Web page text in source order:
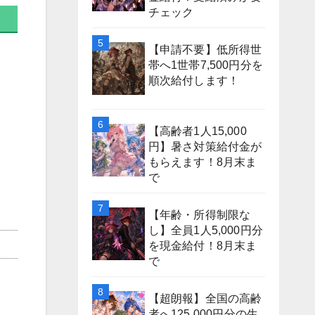
チェック
【申請不要】低所得世
帯へ1世帯7,500円分を
順次給付します！
【高齢者1人15,000
円】暑さ対策給付金が
もらえます！8月末ま
で
【年齢・所得制限な
し】全員1人5,000円分
を現金給付！8月末ま
で
【超朗報】全国の高齢